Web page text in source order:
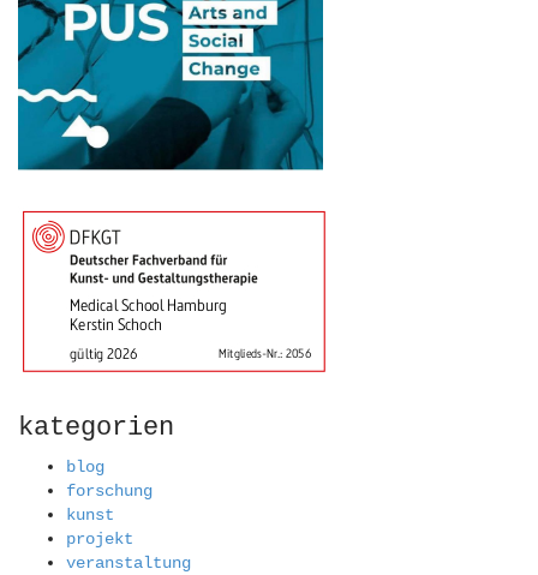
kategorien
blog
forschung
kunst
projekt
veranstaltung